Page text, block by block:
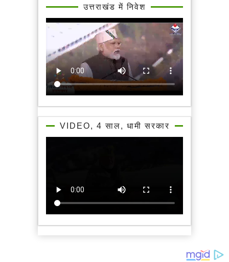
उत्तराखंड में निवेश
VIDEO, 4 साल, धामी सरकार